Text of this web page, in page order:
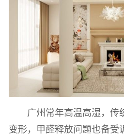
广州常年高温高湿，传
变形，甲醛释放问题也备受